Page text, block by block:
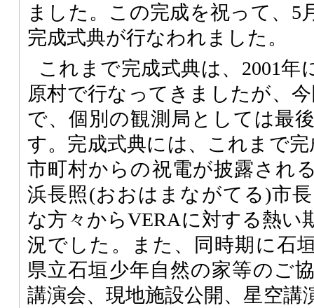
ました。この完成を祝って、5
完成式典が行なわれました。
これまで完成式典は、2001年
原村で行なってきましたが、
で、個別の観測局としては最
す。完成式典には、これまで
市町村からの祝電が披露され
浜長照(おおはまながてる)市
な方々からVERAに対する熱い
況でした。また、同時期に石
県立石垣少年自然の家等のご
講演会、現地施設公開、星空講